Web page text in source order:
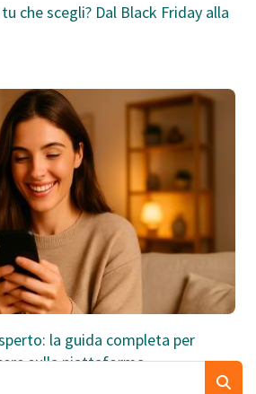
che scegli? Dal Black Friday alla
la guida completa per
sulla piattaforma